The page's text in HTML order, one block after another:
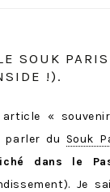
SOUK
!).
«
parler du Souk
dans le
Je